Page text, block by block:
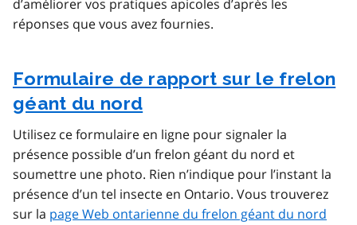
d’améliorer vos pratiques apicoles d’après les
réponses que vous avez fournies.
Formulaire de rapport sur le frelon
géant du nord
Utilisez ce formulaire en ligne pour signaler la
présence possible d’un frelon géant du nord et
soumettre une photo. Rien n’indique pour l’instant la
présence d’un tel insecte en Ontario. Vous trouverez
sur la page Web ontarienne du frelon géant du nord